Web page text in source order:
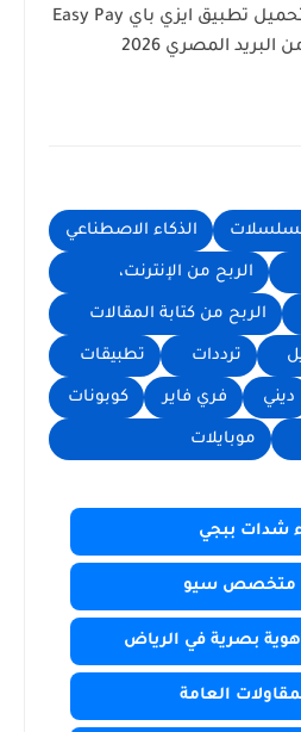
تحميل تطبيق ايزي باي Easy Pay
البريد المصري 2026
الذكاء الاصطناعي
الربح من الإنترنت،
الربح من كتابة المقالات
ترددات تطبيقات
ديني فري فاير كوبونات
موبايلات
شدات ببجي
متخصص سيو
بصرية في الرياض
العامة